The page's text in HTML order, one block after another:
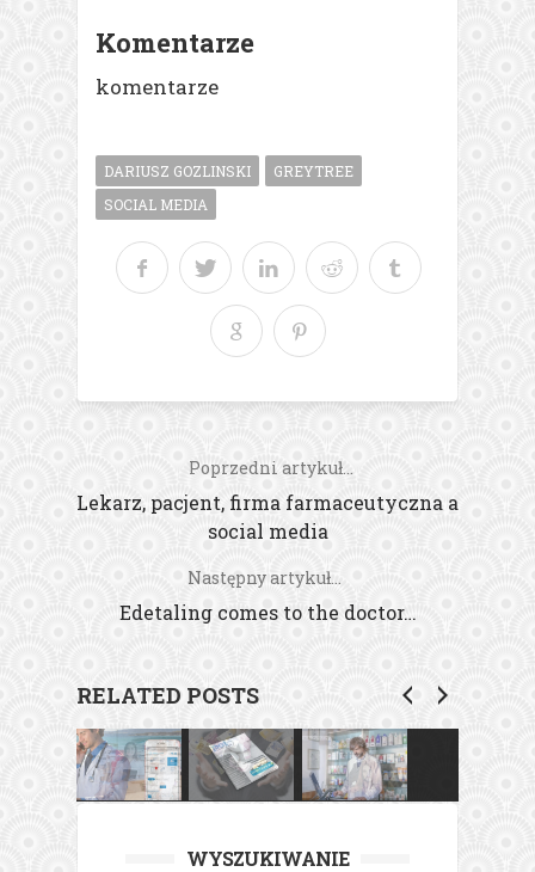
Komentarze
komentarze
DARIUSZ GOZLINSKI
GREYTREE
SOCIAL MEDIA
Poprzedni artykuł...
Lekarz, pacjent, firma farmaceutyczna a
social media
Następny artykuł...
Edetaling comes to the doctor…
RELATED POSTS
WYSZUKIWANIE